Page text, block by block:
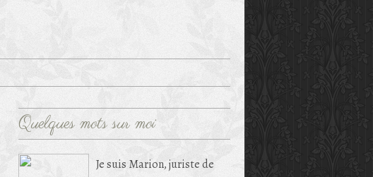
Quelques mots sur moi
Je suis Marion, juriste de